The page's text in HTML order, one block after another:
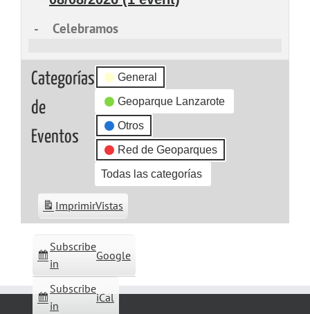
- Celebramos
Categorías
de
Eventos
General
Geoparque Lanzarote
Otros
Red de Geoparques
Todas las categorías
Subscribe
in
Google
Subscribe
in
iCal
ImprimirVistas